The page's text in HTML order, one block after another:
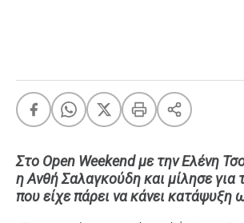
A-List LGBTQI+
Xmas
LIFE
Στο Open Weekend με την Ελένη
η Ανθή Σαλαγκούδη και μίλησε για
που είχε πάρει να κάνει κατάψυξη